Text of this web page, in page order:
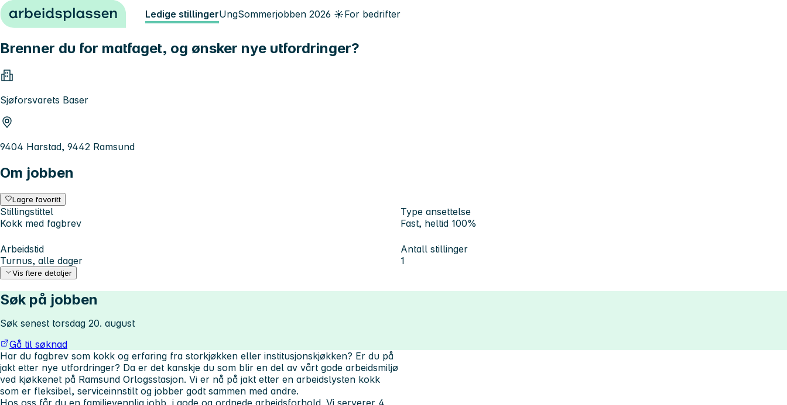
Hopp til innhold Ledige stillingerUngSommerjobben 2026 ☀️For bedrifter
Brenner du for matfaget, og ønsker nye utfordringer?
Sjøforsvarets Baser
9404 Harstad, 9442 Ramsund
Om jobben
Lagre favoritt
Stillingstittel
Kokk med fagbrev
Type ansettelse
Fast, heltid 100%
Arbeidstid
Turnus, alle dager
Antall stillinger
1
Vis flere detaljer
Søk på jobben
Søk senest torsdag 20. august
Gå til søknad
Har du fagbrev som kokk og erfaring fra storkjøkken eller institusjonskjøkken? Er du på
jakt etter nye utfordringer? Da er det kanskje du som blir en del av vårt gode arbeidsmiljø
ved kjøkkenet på Ramsund Orlogsstasjon. Vi er nå på jakt etter en arbeidslysten kokk
som er fleksibel, serviceinnstilt og jobber godt sammen med andre.